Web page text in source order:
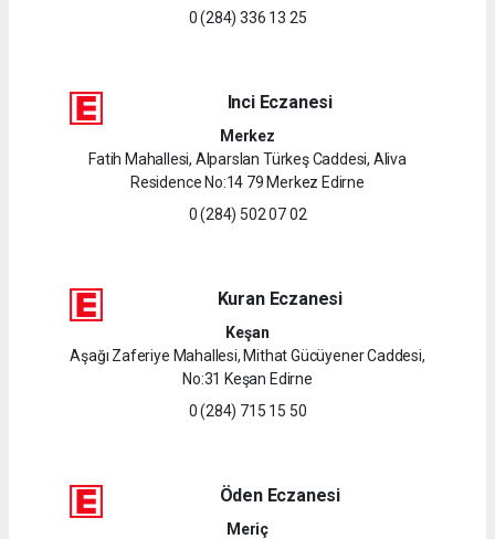
0 (284) 336 13 25
Inci Eczanesi
Merkez
Fatih Mahallesi, Alparslan Türkeş Caddesi, Aliva
Residence No:14 79 Merkez Edirne
0 (284) 502 07 02
Kuran Eczanesi
Keşan
Aşağı Zaferiye Mahallesi, Mithat Gücüyener Caddesi,
No:31 Keşan Edirne
0 (284) 715 15 50
Öden Eczanesi
Meriç